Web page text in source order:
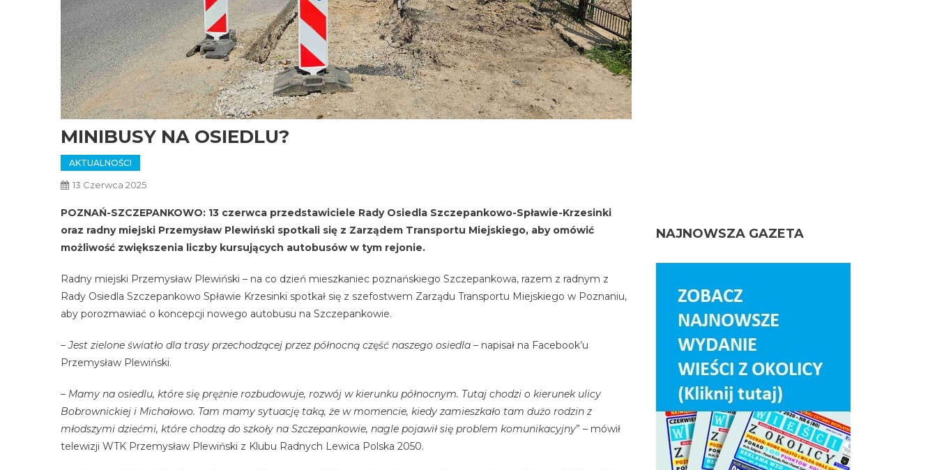
MINIBUSY NA OSIEDLU?
AKTUALNOŚCI
13 Czerwca 2025
POZNAŃ-SZCZEPANKOWO: 13 czerwca przedstawiciele Rady Osiedla Szczepankowo-Spławie-Krzesinki
oraz radny miejski Przemysław Plewiński spotkali się z Zarządem Transportu Miejskiego, aby omówić
możliwość zwiększenia liczby kursujących autobusów w tym rejonie.
Radny miejski Przemysław Plewiński – na co dzień mieszkaniec poznańskiego Szczepankowa, razem z radnym z
Rady Osiedla Szczepankowo Spławie Krzesinki spotkał się z szefostwem Zarządu Transportu Miejskiego w Poznaniu,
aby porozmawiać o koncepcji nowego autobusu na Szczepankowie.
– Jest zielone światło dla trasy przechodzącej przez północną część naszego osiedla – napisał na Facebook’u
Przemysław Plewiński.
– Mamy na osiedlu, które się prężnie rozbudowuje, rozwój w kierunku północnym. Tutaj chodzi o kierunek ulicy
Bobrownickiej i Michałowo. Tam mamy sytuację taką, że w momencie, kiedy zamieszkało tam dużo rodzin z
młodszymi dziećmi, które chodzą do szkoły na Szczepankowie, nagle pojawił się problem komunikacyjny” – mówił
telewizji WTK Przemysław Plewiński z Klubu Radnych Lewica Polska 2050.
NAJNOWSZA GAZETA